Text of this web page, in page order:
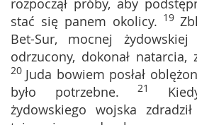
rozpoczął próby, aby
stać się panem okolicy. 19
Bet-Sur, mocnej żydowskiej
odrzucony, dokonał natarcia,
20 Juda bowiem posłał
było potrzebne. 21
żydowskiego wojska